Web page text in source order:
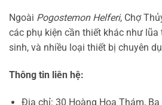
Ngoài Pogostemon Helferi, Chợ
các phụ kiện cần thiết khác như lũa
sinh, và nhiều loại thiết bị chuyên
Thông tin liên hệ:
Địa chỉ: 30 Hoàng Hoa Thám,